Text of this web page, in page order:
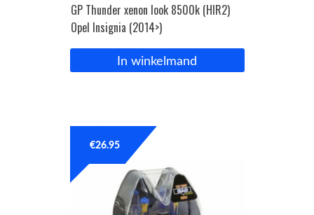
GP Thunder xenon look 8500k (HIR2)
Opel Insignia (2014>)
In winkelmand
€26.95